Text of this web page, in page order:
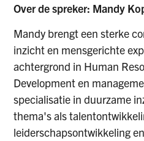
Over de spreker: Mandy
Mandy brengt een sterke
inzicht en mensgerichte
achtergrond in Human
Development en
specialisatie in duurzame
thema's als
leiderschapsontwikkeling